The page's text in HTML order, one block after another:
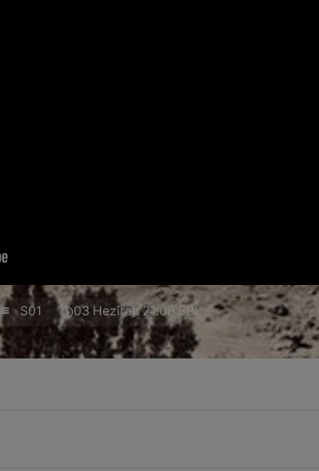
S01 03 Hezîran 21:00 EBL